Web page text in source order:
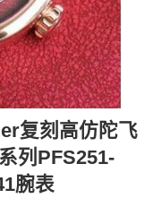
复刻高仿陀飞
列PFS251-
腕表